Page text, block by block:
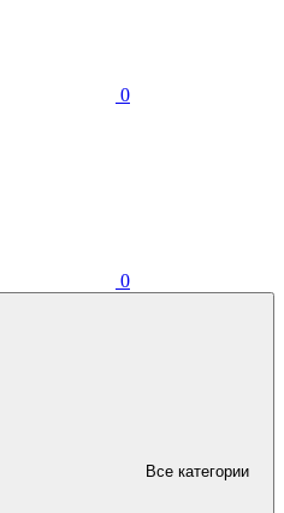
0
0
Все категории